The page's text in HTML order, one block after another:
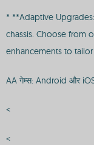
* **Adaptive
chassis. Choose from
enhancements to
AA गेम्स: Android और
<
<